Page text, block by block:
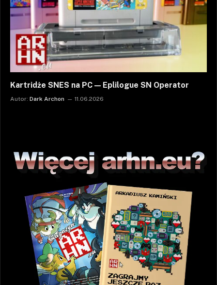
Kartridże SNES na PC — Eplilogue SN Operator
Autor: Dark Archon 11.06.2026